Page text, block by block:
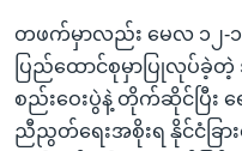
တဖက်မှာလည်း မေလ ၁၂-
ပြည်ထောင်စုမှာပြုလုပ်
စည်းဝေးပွဲနဲ့ တိုက်ဆိုင်ပြီး
ညီညွတ်ရေးအစိုးရ နိုင်ငံခြာ